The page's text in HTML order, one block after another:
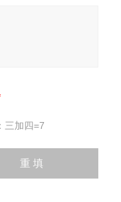
三加四=7